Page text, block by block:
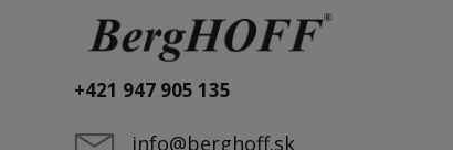
+421 947 905 135
info@berghoff.sk